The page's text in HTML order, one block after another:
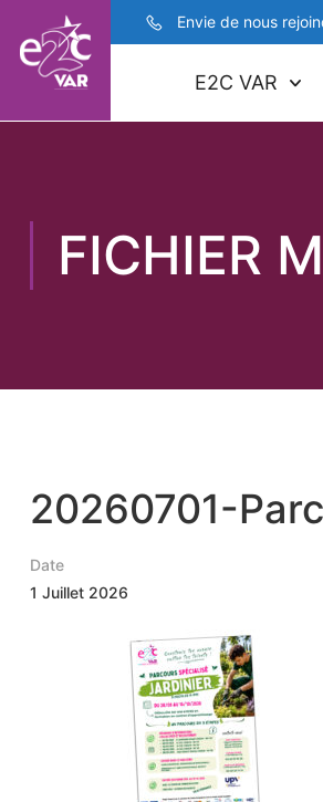
Envie de nous
E2C VAR
FICHIER
20260701-
Date
1 Juillet 2026